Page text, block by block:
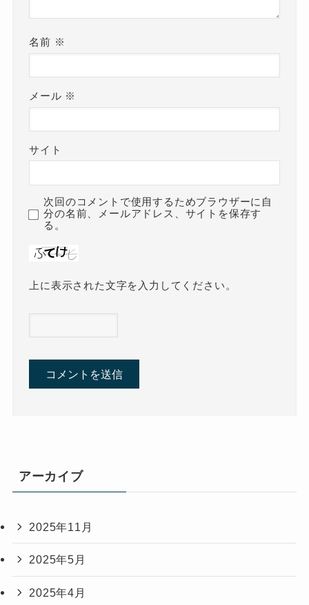
名前 ※
メール ※
サイト
次回のコメントで使用するためブラウザーに自
分の名前、メールアドレス、サイトを保存す
る。
上に表示された文字を入力してください。
アーカイブ
2025年11月
2025年5月
2025年4月